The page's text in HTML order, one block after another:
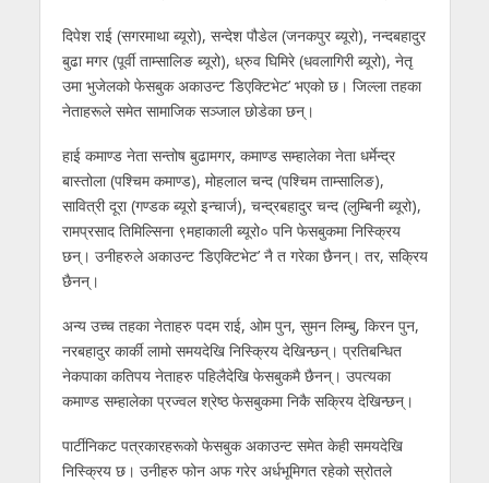
दिपेश राई (सगरमाथा ब्यूरो), सन्देश पौडेल (जनकपुर ब्यूरो), नन्दबहादुर
बुढा मगर (पूर्वी ताम्सालिङ ब्यूरो), ध्रुव घिमिरे (धवलागिरी ब्यूरो), नेतृ
उमा भुजेलको फेसबुक अकाउन्ट ‘डिएक्टिभेट’ भएको छ। जिल्ला तहका
नेताहरूले समेत सामाजिक सञ्जाल छोडेका छन्।
हाई कमाण्ड नेता सन्तोष बुढामगर, कमाण्ड सम्हालेका नेता धर्मेन्द्र
बास्तोला (पश्चिम कमाण्ड), मोहलाल चन्द (पश्चिम ताम्सालिङ),
सावित्री दूरा (गण्डक ब्यूरो इन्चार्ज), चन्द्रबहादुर चन्द (लुम्बिनी ब्यूरो),
रामप्रसाद तिमिल्सिना ९महाकाली ब्यूरो० पनि फेसबुकमा निस्क्रिय
छन्। उनीहरुले अकाउन्ट ‘डिएक्टिभेट’ नै त गरेका छैनन्। तर, सक्रिय
छैनन्।
अन्य उच्च तहका नेताहरु पदम राई, ओम पुन, सुमन लिम्बु, किरन पुन,
नरबहादुर कार्की लामो समयदेखि निस्क्रिय देखिन्छन्। प्रतिबन्धित
नेकपाका कतिपय नेताहरु पहिलैदेखि फेसबुकमै छैनन्। उपत्यका
कमाण्ड सम्हालेका प्रज्वल श्रेष्ठ फेसबुकमा निकै सक्रिय देखिन्छन्।
पार्टीनिकट पत्रकारहरूको फेसबुक अकाउन्ट समेत केही समयदेखि
निस्क्रिय छ। उनीहरु फोन अफ गरेर अर्धभूमिगत रहेको स्रोतले